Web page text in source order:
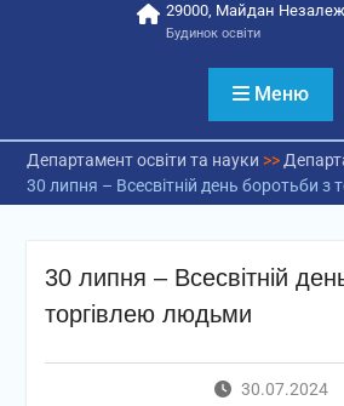
29000, Майдан
Будинок освіти
Меню
Департамент освіти та науки >>
30 липня – Всесвітній день боротьби з
30 липня – Всесвітній
торгівлею людьми
30.07.2024